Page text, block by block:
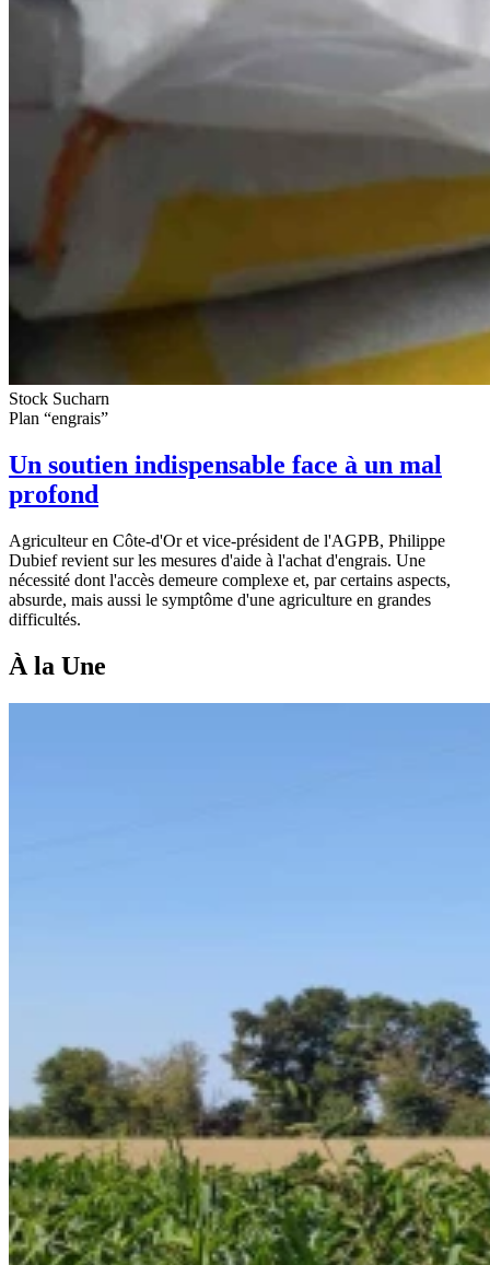
Stock Sucharn
Plan “engrais”
Un soutien indispensable face à un mal
profond
Agriculteur en Côte-d'Or et vice-président de l'AGPB, Philippe
Dubief revient sur les mesures d'aide à l'achat d'engrais. Une
nécessité dont l'accès demeure complexe et, par certains aspects,
absurde, mais aussi le symptôme d'une agriculture en grandes
difficultés.
À la Une